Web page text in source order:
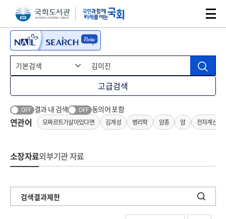
본문 바로가기주메뉴 바로가기
고급검색
OFF 결과 내 검색 OFF 동의어 포함
연관어 모짜르트가살아있다면 김계성 병리학 암종 암 전자계산기
소장자료외부기관 자료
검색결과제한